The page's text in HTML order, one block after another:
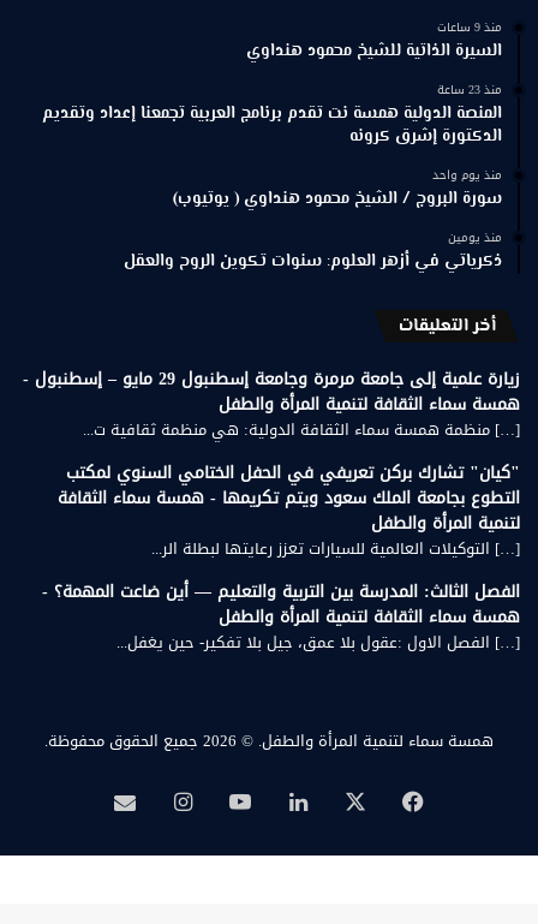
منذ 9 ساعات
السيرة الذاتية للشيخ محمود هنداوي
منذ 23 ساعة
المنصة الدولية همسة نت تقدم برنامج العربية تجمعنا إعداد وتقديم
الدكتورة إشرق كرونه
منذ يوم واحد
سورة البروج / الشيخ محمود هنداوي ( يوتيوب)
منذ يومين
ذكرياتي في أزهر العلوم: سنوات تكوين الروح والعقل
أخر التعليقات
زيارة علمية إلى جامعة مرمرة وجامعة إسطنبول 29 مايو – إسطنبول -
همسة سماء الثقافة لتنمية المرأة والطفل
[…] منظمة همسة سماء الثقافة الدولية: هي منظمة ثقافية ت...
"كيان" تشارك بركن تعريفي في الحفل الختامي السنوي لمكتب
التطوع بجامعة الملك سعود ويتم تكريمها - همسة سماء الثقافة
لتنمية المرأة والطفل
[…] التوكيلات العالمية للسيارات تعزز رعايتها لبطلة الر...
الفصل الثالث: المدرسة بين التربية والتعليم — أين ضاعت المهمة؟ -
همسة سماء الثقافة لتنمية المرأة والطفل
[…] الفصل الاول :عقول بلا عمق، جيل بلا تفكير- حين يغفل...
همسة سماء لتنمية المرأة والطفل. © 2026 جميع الحقوق محفوظة.
فيسبوك لينكدإن‫YouTubeانستقرامبريد
همسة